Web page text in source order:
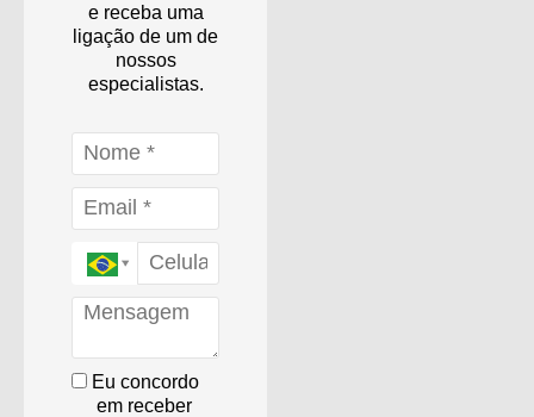
e receba uma
ligação de um de
nossos
especialistas.
Eu concordo
em receber